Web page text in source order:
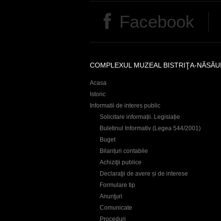
Facebook
COMPLEXUL MUZEAL BISTRIŢA-
Acasa
Istoric
Informatii de interes public
Solicitare informații. Legislație
Buletinul Informativ (Legea 544/2001)
Buget
Bilanțuri contabile
Achiziţii publice
Declaraţii de avere și de interese
Formulare tip
Anunţuri
Comunicate
Proceduri